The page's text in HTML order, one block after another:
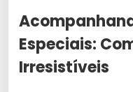
Especiais:
Irresistíveis